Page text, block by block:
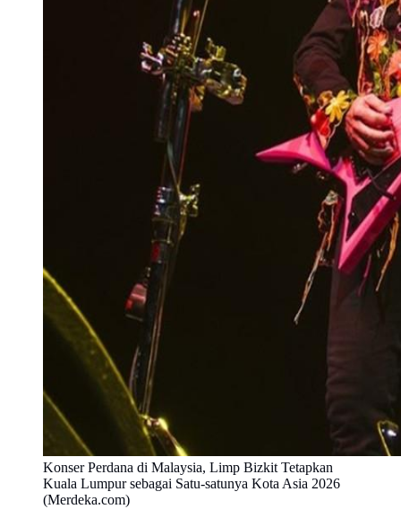
Konser Perdana di Malaysia, Limp Bizkit Tetapkan
Kuala Lumpur sebagai Satu-satunya Kota Asia 2026
(Merdeka.com)